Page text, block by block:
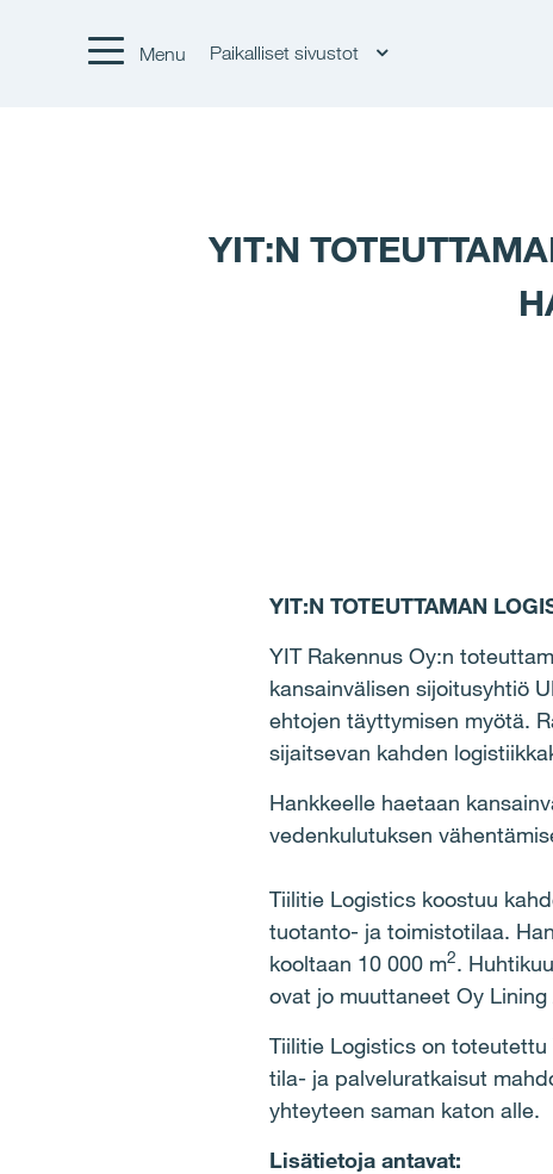
Menu Paikalliset sivustot
YIT:N
YIT:N TOTEUTTAMAN
YIT Rakennus Oy:n
kansainvälisen sijoitusyhtiö
ehtojen täyttymisen myötä.
sijaitsevan kahden
Hankkeelle haetaan
vedenkulutuksen
Tiilitie Logistics koostuu
tuotanto- ja toimistotilaa.
kooltaan 10 000 m2.
ovat jo muuttaneet Oy
Tiilitie Logistics on toteutettu
tila- ja palveluratkaisut
yhteyteen saman katon alle.
Lisätietoja antavat: